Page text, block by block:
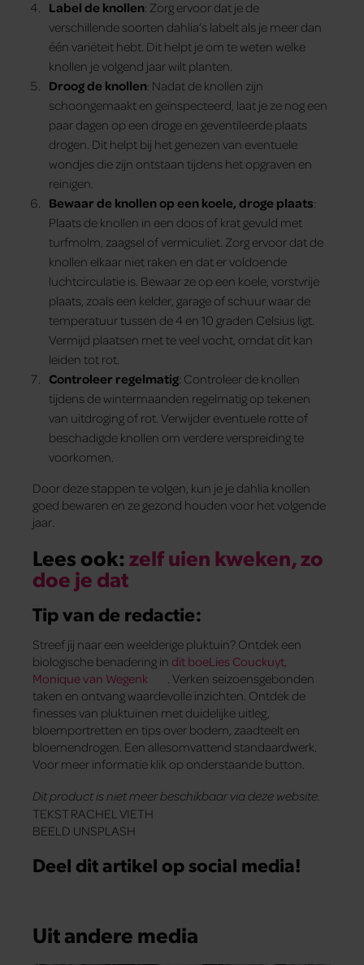
Label de knollen: Zorg ervoor dat je de
verschillende soorten dahlia’s labelt als je meer dan
één variëteit hebt. Dit helpt je om te weten welke
knollen je volgend jaar wilt planten.
Droog de knollen: Nadat de knollen zijn
schoongemaakt en geïnspecteerd, laat je ze nog een
paar dagen op een droge en geventileerde plaats
drogen. Dit helpt bij het genezen van eventuele
wondjes die zijn ontstaan tijdens het opgraven en
reinigen.
Bewaar de knollen op een koele, droge plaats:
Plaats de knollen in een doos of krat gevuld met
turfmolm, zaagsel of vermiculiet. Zorg ervoor dat de
knollen elkaar niet raken en dat er voldoende
luchtcirculatie is. Bewaar ze op een koele, vorstvrije
plaats, zoals een kelder, garage of schuur waar de
temperatuur tussen de 4 en 10 graden Celsius ligt.
Vermijd plaatsen met te veel vocht, omdat dit kan
leiden tot rot.
Controleer regelmatig: Controleer de knollen
tijdens de wintermaanden regelmatig op tekenen
van uitdroging of rot. Verwijder eventuele rotte of
beschadigde knollen om verdere verspreiding te
voorkomen.
Door deze stappen te volgen, kun je je dahlia knollen
goed bewaren en ze gezond houden voor het volgende
jaar.
Lees ook:zelf uien kweken, zo
doe je dat
Tip van de redactie:
Streef jij naar een weelderige pluktuin? Ontdek een
biologische benadering in dit boeLies Couckuyt,
Monique van Wegenk
. Verken seizoensgebonden
taken en ontvang waardevolle inzichten. Ontdek de
finesses van pluktuinen met duidelijke uitleg,
bloemportretten en tips over bodem, zaadteelt en
bloemendrogen. Een allesomvattend standaardwerk.
Voor meer informatie klik op onderstaande button.
Dit product is niet meer beschikbaar via deze website.
TEKST RACHEL VIETH
BEELD UNSPLASH
Deel dit artikel op social media!
Uit andere media